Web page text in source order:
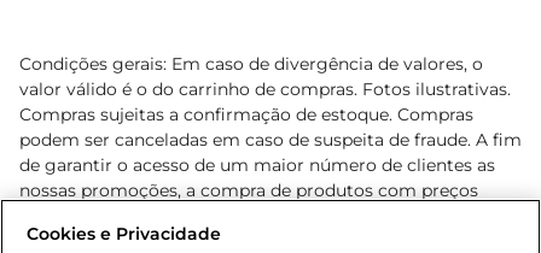
benefícios que ele pode oferecer à sua
alimentação!
Condições gerais: Em caso de divergência de valores, o
valor válido é o do carrinho de compras. Fotos ilustrativas.
Compras sujeitas a confirmação de estoque. Compras
podem ser canceladas em caso de suspeita de fraude. A fim
de garantir o acesso de um maior número de clientes as
nossas promoções, a compra de produtos com preços
cliente. Os preços, ofertas e condições são exclusivos para
Cookies e Privacidade